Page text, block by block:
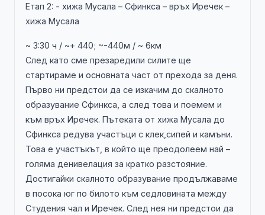
Етап 2: - хижа Мусала – Сфинкса – връх Иречек –
хижа Мусала
~ 3:30 ч / ~+ 440; ~-440м / ~ 6км
След като сме презаредили силите ще
стартираме и основната част от прехода за деня.
Първо ни предстои да се изкачим до скалното
образувание Сфинкса, а след това и поемем и
към връх Иречек. Пътеката от хижа Мусала до
Сфинкса редува участъци с клек,сипей и камъни.
Това е участъкът, в който ще преодолеем най –
голяма денивелация за кратко разстояние.
Достигайки скалното образувание продължаваме
в посока юг по билото към седловината между
Студения чал и Иречек. След нея ни предстои да